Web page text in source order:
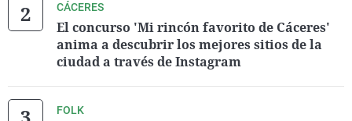
CÁCERES
El concurso 'Mi rincón favorito de Cáceres'
anima a descubrir los mejores sitios de la
ciudad a través de Instagram
FOLK